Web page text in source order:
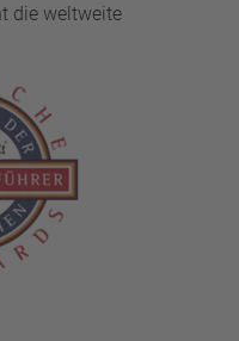
die weltweite